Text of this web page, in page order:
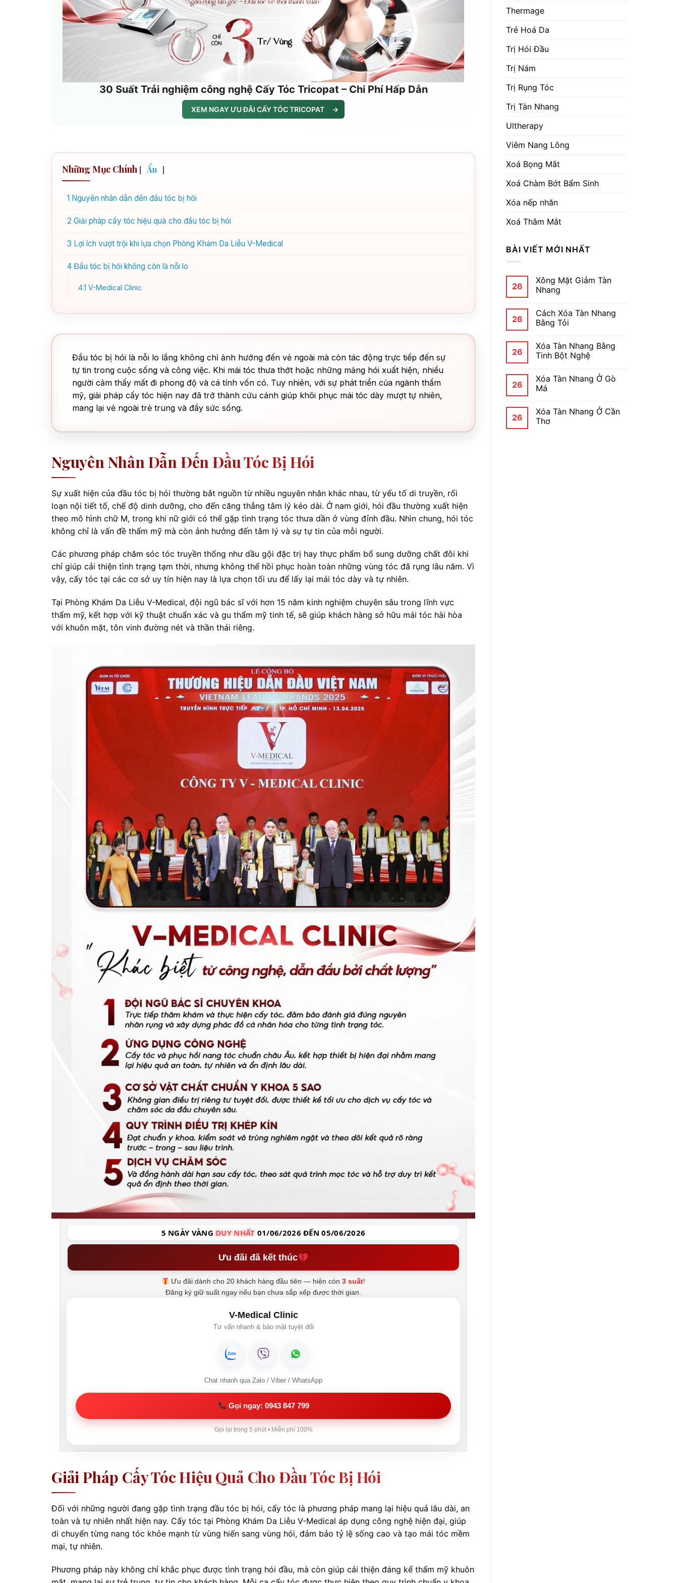
30 Suất Trải nghiệm công nghệ Cấy Tóc Tricopat – Chi Phí Hấp Dẫn
XEM NGAY ƯU ĐÃI CẤY TÓC TRICOPAT →
Những Mục Chính [ Ẩn ]
1 Nguyên nhân dẫn đến đầu tóc bị hói
2 Giải pháp cấy tóc hiệu quả cho đầu tóc bị hói
3 Lợi ích vượt trội khi lựa chọn Phòng Khám Da Liễu V-Medical
4 Đầu tóc bị hói không còn là nỗi lo
4.1 V-Medical Clinic
Đầu tóc bị hói là nỗi lo lắng không chỉ ảnh hưởng đến vẻ ngoài mà còn tác động trực tiếp đến sự
tự tin trong cuộc sống và công việc. Khi mái tóc thưa thớt hoặc những mảng hói xuất hiện, nhiều
người cảm thấy mất đi phong độ và cá tính vốn có. Tuy nhiên, với sự phát triển của ngành thẩm
mỹ, giải pháp cấy tóc hiện nay đã trở thành cứu cánh giúp khôi phục mái tóc dày mượt tự nhiên,
mang lại vẻ ngoài trẻ trung và đầy sức sống.
Nguyên Nhân Dẫn Đến Đầu Tóc Bị Hói
Sự xuất hiện của đầu tóc bị hói thường bắt nguồn từ nhiều nguyên nhân khác nhau, từ yếu tố di truyền, rối
loạn nội tiết tố, chế độ dinh dưỡng, cho đến căng thẳng tâm lý kéo dài. Ở nam giới, hói đầu thường xuất hiện
theo mô hình chữ M, trong khi nữ giới có thể gặp tình trạng tóc thưa dần ở vùng đỉnh đầu. Nhìn chung, hói tóc
không chỉ là vấn đề thẩm mỹ mà còn ảnh hưởng đến tâm lý và sự tự tin của mỗi người.
Các phương pháp chăm sóc tóc truyền thống như dầu gội đặc trị hay thực phẩm bổ sung dưỡng chất đôi khi
chỉ giúp cải thiện tình trạng tạm thời, nhưng không thể hồi phục hoàn toàn những vùng tóc đã rụng lâu năm. Vì
vậy, cấy tóc tại các cơ sở uy tín hiện nay là lựa chọn tối ưu để lấy lại mái tóc dày và tự nhiên.
Tại Phòng Khám Da Liễu V-Medical, đội ngũ bác sĩ với hơn 15 năm kinh nghiệm chuyên sâu trong lĩnh vực
thẩm mỹ, kết hợp với kỹ thuật chuẩn xác và gu thẩm mỹ tinh tế, sẽ giúp khách hàng sở hữu mái tóc hài hòa
với khuôn mặt, tôn vinh đường nét và thần thái riêng.
5 NGÀY VÀNG DUY NHẤT 01/06/2026 ĐẾN 05/06/2026
Ưu đãi đã kết thúc
Ưu đãi dành cho 20 khách hàng đầu tiên — hiện còn3 suất!
Đăng ký giữ suất ngay nếu bạn chưa sắp xếp được thời gian.
V-Medical Clinic
Tư vấn nhanh & bảo mật tuyệt đối
Chat nhanh qua Zalo / Viber / WhatsApp
Gọi ngay: 0943 847 799
Gọi lại trong 5 phút • Miễn phí 100%
Giải Pháp Cấy Tóc Hiệu Quả Cho Đầu Tóc Bị Hói
Đối với những người đang gặp tình trạng đầu tóc bị hói, cấy tóc là phương pháp mang lại hiệu quả lâu dài, an
toàn và tự nhiên nhất hiện nay. Cấy tóc tại Phòng Khám Da Liễu V-Medical áp dụng công nghệ hiện đại, giúp
di chuyển từng nang tóc khỏe mạnh từ vùng hiến sang vùng hói, đảm bảo tỷ lệ sống cao và tạo mái tóc mềm
mại, tự nhiên.
Phương pháp này không chỉ khắc phục được tình trạng hói đầu, mà còn giúp cải thiện đáng kể thẩm mỹ khuôn
Thermage
Trẻ Hoá Da
Trị Hói Đầu
Trị Nám
Trị Rụng Tóc
Trị Tàn Nhang
Ultherapy
Viêm Nang Lông
Xoá Bọng Mắt
Xoá Chàm Bớt Bẩm Sinh
Xóa nếp nhăn
Xoá Thâm Mắt
BÀI VIẾT MỚI NHẤT
26
Xông Mặt Giảm Tàn
Nhang
26
Cách Xóa Tàn Nhang
Bằng Tỏi
26
Xóa Tàn Nhang Bằng
Tinh Bột Nghệ
26
Xóa Tàn Nhang Ở Gò
Má
26
Xóa Tàn Nhang Ở Cần
Thơ